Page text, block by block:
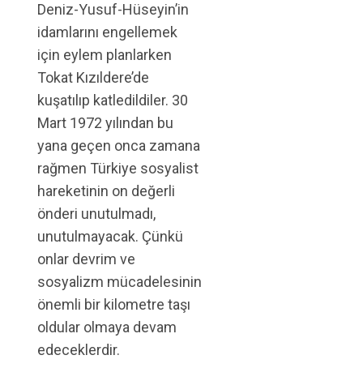
Deniz-Yusuf-Hüseyin’in
idamlarını engellemek
için eylem planlarken
Tokat Kızıldere’de
kuşatılıp katledildiler. 30
Mart 1972 yılından bu
yana geçen onca zamana
rağmen Türkiye sosyalist
hareketinin on değerli
önderi unutulmadı,
unutulmayacak. Çünkü
onlar devrim ve
sosyalizm mücadelesinin
önemli bir kilometre taşı
oldular olmaya devam
edeceklerdir.